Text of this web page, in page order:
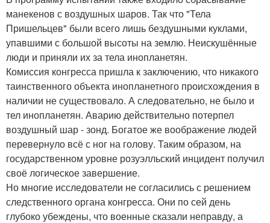
манекенов с воздушных шаров. Так что "Тела
Пришельцев" были всего лишь бездушными куклами,
упавшими с большой высоты на землю. Неискушённые
люди и приняли их за тела инопланетян.
Комиссия конгресса пришла к заключению, что никакого
таинственного объекта инопланетного происхождения в
наличии не существовало. А следовательно, не было и
тел инопланетян. Аварию действительно потерпел
воздушный шар - зонд. Богатое же воображение людей
перевернуло всё с ног на голову. Таким образом, на
государственном уровне розуэлльский инцидент получил
своё логическое завершение.
Но многие исследователи не согласились с решением
следственного органа конгресса. Они по сей день
глубоко убеждены, что военные сказали неправду, а